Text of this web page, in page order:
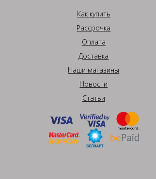
Как купить
Рассрочка
Оплата
Доставка
Наши магазины
Новости
Статьи